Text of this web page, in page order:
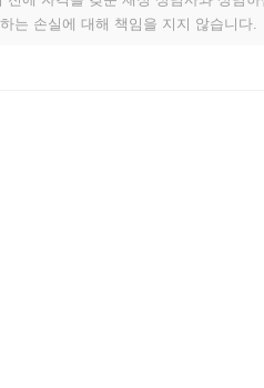
다.
는 손실에 대해 책임을 지지 않습니다.